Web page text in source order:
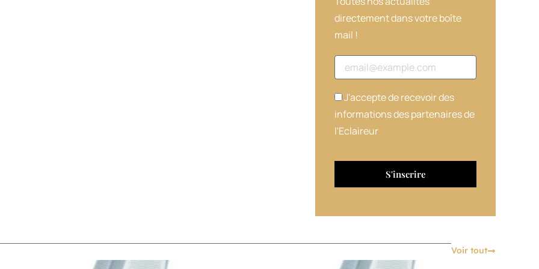
directement dans votre boîte
mail !
Adresse email
J'accepte de recevoir des
informations des partenaires de
l'Eclaireur
Voir tout